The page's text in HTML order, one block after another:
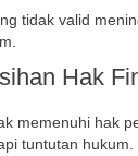
tidak valid
Hak
memenuhi hak
tuntutan